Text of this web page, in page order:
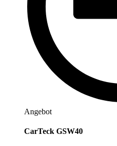
Angebot
CarTeck GSW40